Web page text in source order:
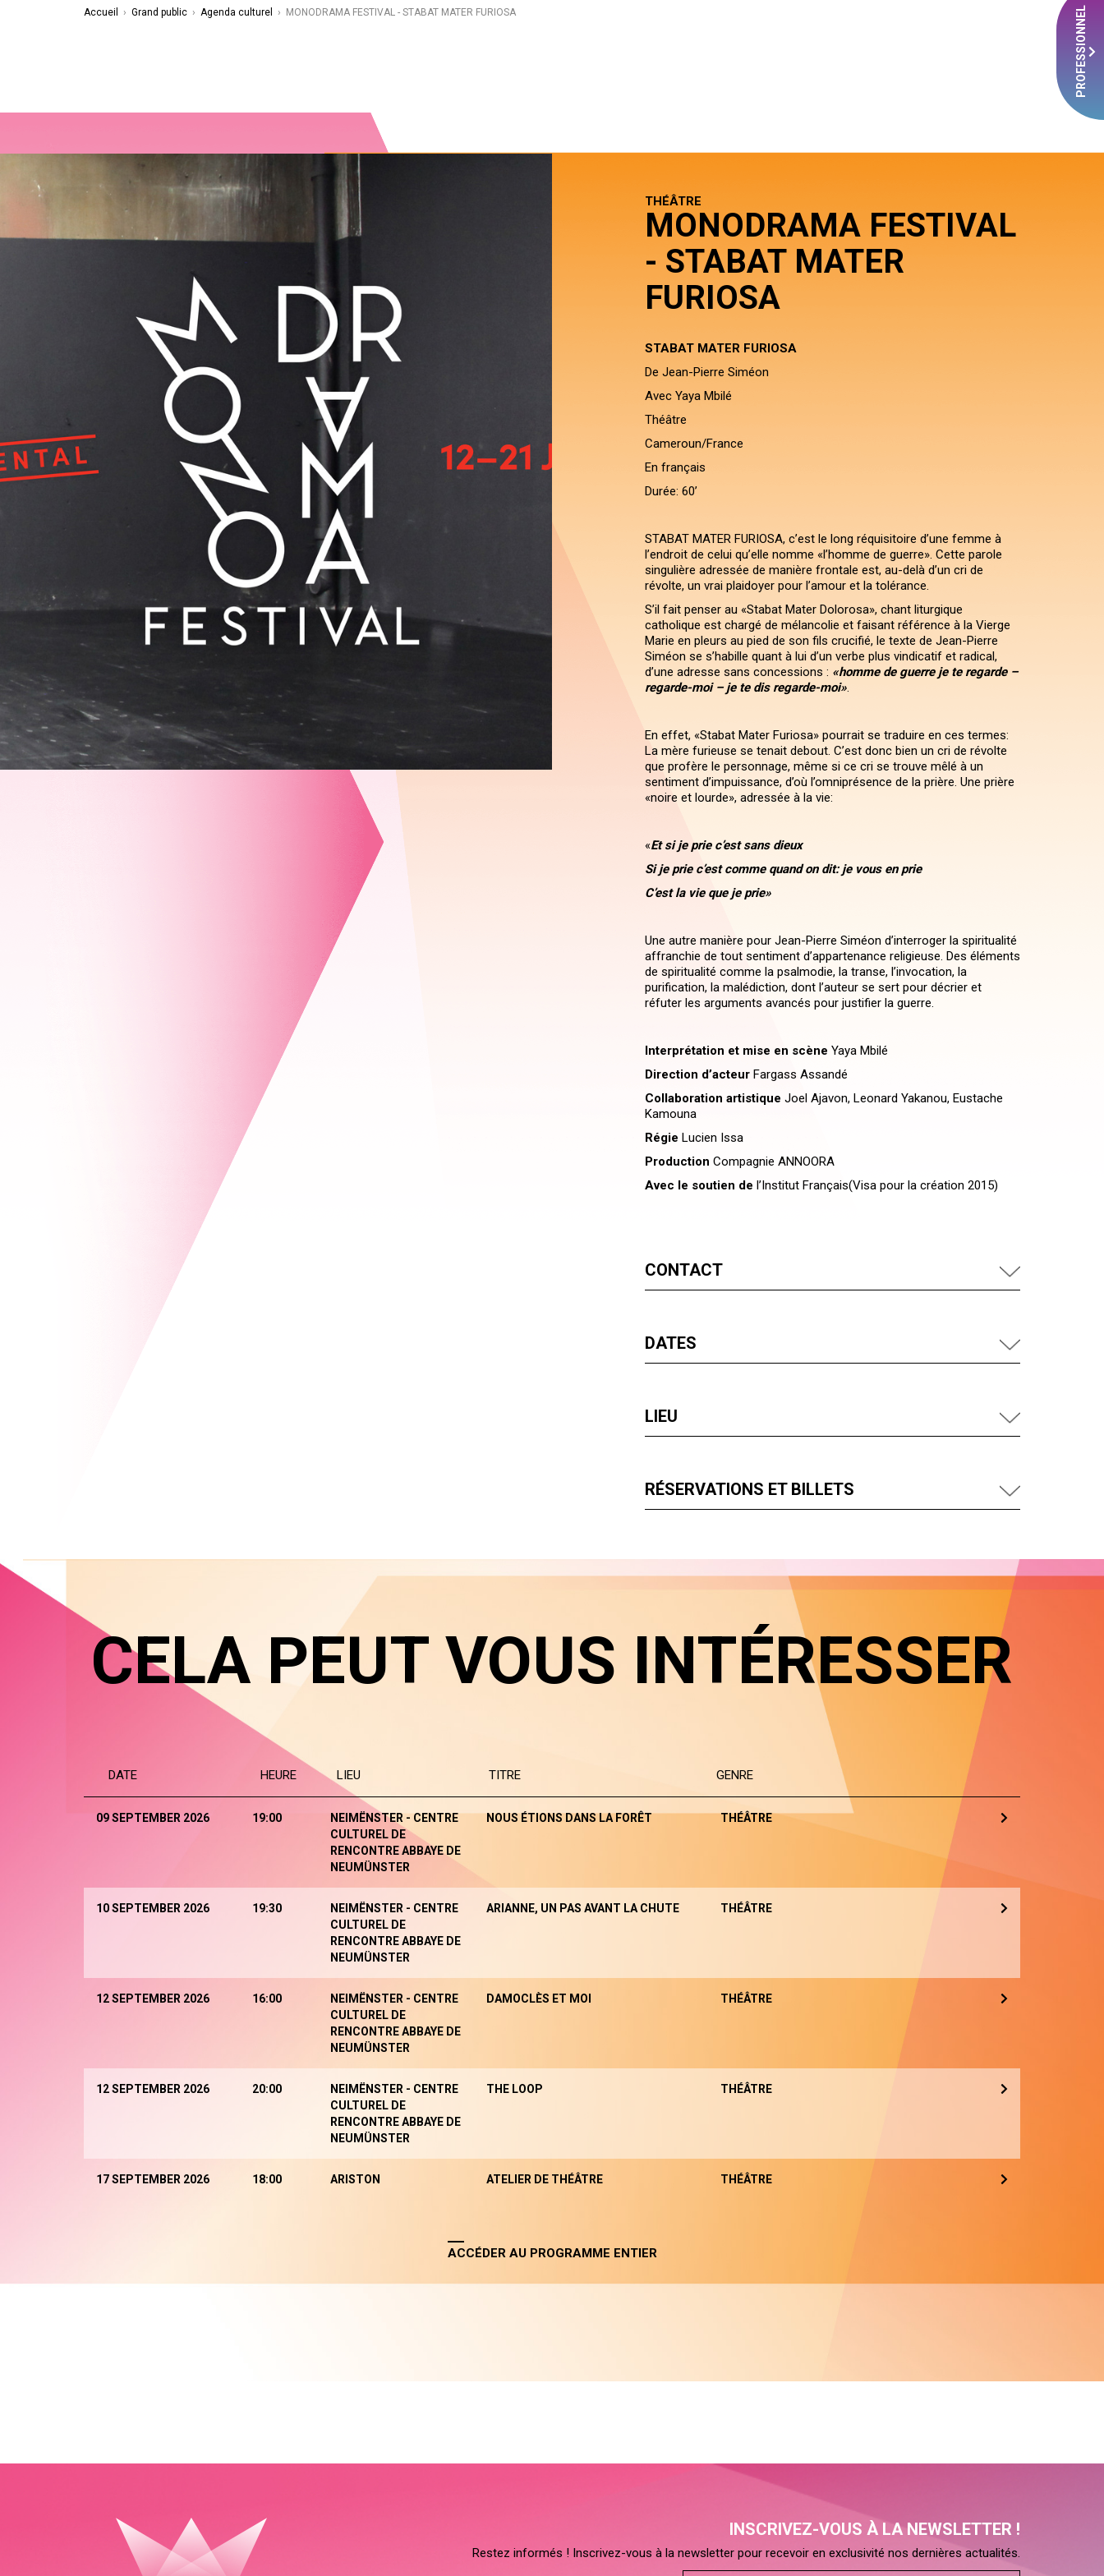
PROFESSIONNEL
Accueil › Grand public › Agenda culturel › MONODRAMA FESTIVAL - STABAT MATER FURIOSA
THÉÂTRE
MONODRAMA FESTIVAL
- STABAT MATER
FURIOSA
STABAT MATER FURIOSA
De Jean-Pierre Siméon
Avec Yaya Mbilé
Théâtre
Cameroun/France
En français
Durée: 60’
STABAT MATER FURIOSA, c’est le long réquisitoire d’une femme à
l’endroit de celui qu’elle nomme «l’homme de guerre». Cette parole
singulière adressée de manière frontale est, au-delà d’un cri de
révolte, un vrai plaidoyer pour l’amour et la tolérance.
S’il fait penser au «Stabat Mater Dolorosa», chant liturgique
catholique est chargé de mélancolie et faisant référence à la Vierge
Marie en pleurs au pied de son fils crucifié, le texte de Jean-Pierre
Siméon se s’habille quant à lui d’un verbe plus vindicatif et radical,
d’une adresse sans concessions : «homme de guerre je te regarde –
regarde-moi – je te dis regarde-moi».
En effet, «Stabat Mater Furiosa» pourrait se traduire en ces termes:
La mère furieuse se tenait debout. C’est donc bien un cri de révolte
que profère le personnage, même si ce cri se trouve mêlé à un
sentiment d’impuissance, d’où l’omniprésence de la prière. Une prière
«noire et lourde», adressée à la vie:
«Et si je prie c’est sans dieux
Si je prie c’est comme quand on dit: je vous en prie
C’est la vie que je prie»
Une autre manière pour Jean-Pierre Siméon d’interroger la spiritualité
affranchie de tout sentiment d’appartenance religieuse. Des éléments
de spiritualité comme la psalmodie, la transe, l’invocation, la
purification, la malédiction, dont l’auteur se sert pour décrier et
réfuter les arguments avancés pour justifier la guerre.
Interprétation et mise en scène Yaya Mbilé
Direction d’acteurFargass Assandé
Collaboration artistique Joel Ajavon, Leonard Yakanou, Eustache
Kamouna
Régie Lucien Issa
Production Compagnie ANNOORA
Avec le soutien de l’Institut Français(Visa pour la création 2015)
CONTACT
DATES
LIEU
RÉSERVATIONS ET BILLETS
CELA PEUT VOUS INTÉRESSER
DATE HEURE LIEU TITRE GENRE
09 SEPTEMBER 2026 19:00
NEIMËNSTER - CENTRE
CULTUREL DE
RENCONTRE ABBAYE DE
NEUMÜNSTER
NOUS ÉTIONS DANS LA FORÊT THÉÂTRE
10 SEPTEMBER 2026 19:30
NEIMËNSTER - CENTRE
CULTUREL DE
RENCONTRE ABBAYE DE
NEUMÜNSTER
ARIANNE, UN PAS AVANT LA CHUTE THÉÂTRE
12 SEPTEMBER 2026 16:00
NEIMËNSTER - CENTRE
CULTUREL DE
RENCONTRE ABBAYE DE
NEUMÜNSTER
DAMOCLÈS ET MOI THÉÂTRE
12 SEPTEMBER 2026 20:00
NEIMËNSTER - CENTRE
CULTUREL DE
RENCONTRE ABBAYE DE
NEUMÜNSTER
THE LOOP THÉÂTRE
17 SEPTEMBER 2026 18:00 ARISTON ATELIER DE THÉÂTRE THÉÂTRE
ACCÉDER AU PROGRAMME ENTIER
INSCRIVEZ-VOUS À LA NEWSLETTER !
Restez informés ! Inscrivez-vous à la newsletter pour recevoir en exclusivité nos dernières actualités.